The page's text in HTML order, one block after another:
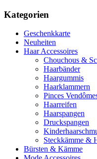
Kategorien
Geschenkkarte
Neuheiten
Haar Accessoires
Chouchous &
Haarbänder
Haargummis
Haarklammern
Pinces
Haarreifen
Haarspangen
Druckspangen
Steckkämme &
Bürsten & Kämme